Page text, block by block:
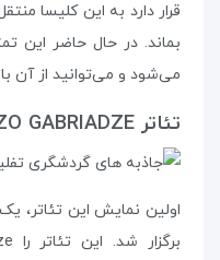
قرار دارد به این کلیسا
بماند. در حال حاضر این
می‌شود و می‌توانید از آن
تئاتر REZO GABRIADZE